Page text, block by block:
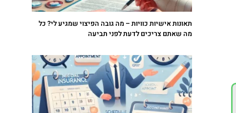
תאונות אישיות כוויות – מה גובה הפיצוי שמגיע לי? כל
מה שאתם צריכים לדעת לפני תביעה